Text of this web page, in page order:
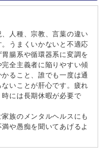
⼈種、宗教、⾔葉の違い
うまくいかないと不適応
腸系や循環器系に変調を
全主義者に陥りやすい傾
ること、誰でも⼀度は通
いことが肝⼼です。疲れ
には⻑期休暇が必要で
族のメンタルヘルスにも
や愚痴を聞いてあげるよ